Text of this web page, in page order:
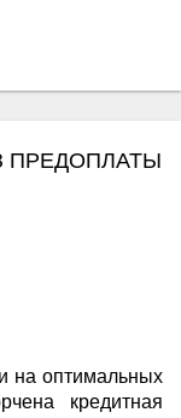
ПРЕДОПЛАТЫ
на оптимальных
кредитная